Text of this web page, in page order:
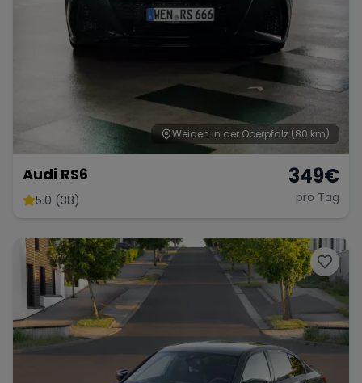
Weiden in der Oberpfalz (80 km)
Audi RS6
5.0 (38)
349€
pro Tag